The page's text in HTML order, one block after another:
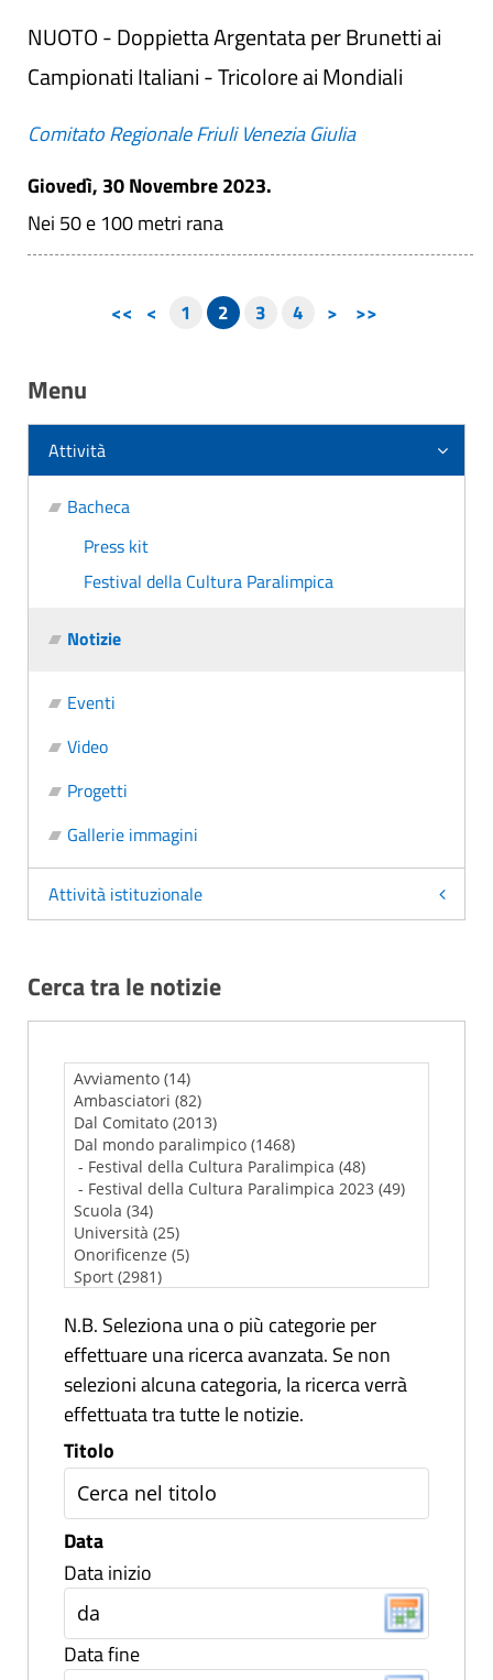
NUOTO - Doppietta Argentata per Brunetti ai
Campionati Italiani - Tricolore ai Mondiali
Comitato Regionale Friuli Venezia Giulia
Giovedì, 30 Novembre 2023.
Nei 50 e 100 metri rana
<< < 1 2 3 4 > >>
Menu
Attività
Bacheca
Press kit
Festival della Cultura Paralimpica
Notizie
Eventi
Video
Progetti
Gallerie immagini
Attività istituzionale
Cerca tra le notizie
N.B. Seleziona una o più categorie per
effettuare una ricerca avanzata. Se non
selezioni alcuna categoria, la ricerca verrà
effettuata tra tutte le notizie.
Titolo
Data
Data inizio
Data fine